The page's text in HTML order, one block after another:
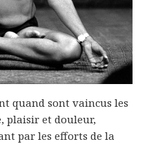
quand sont vaincus les
plaisir et douleur,
par les efforts de la